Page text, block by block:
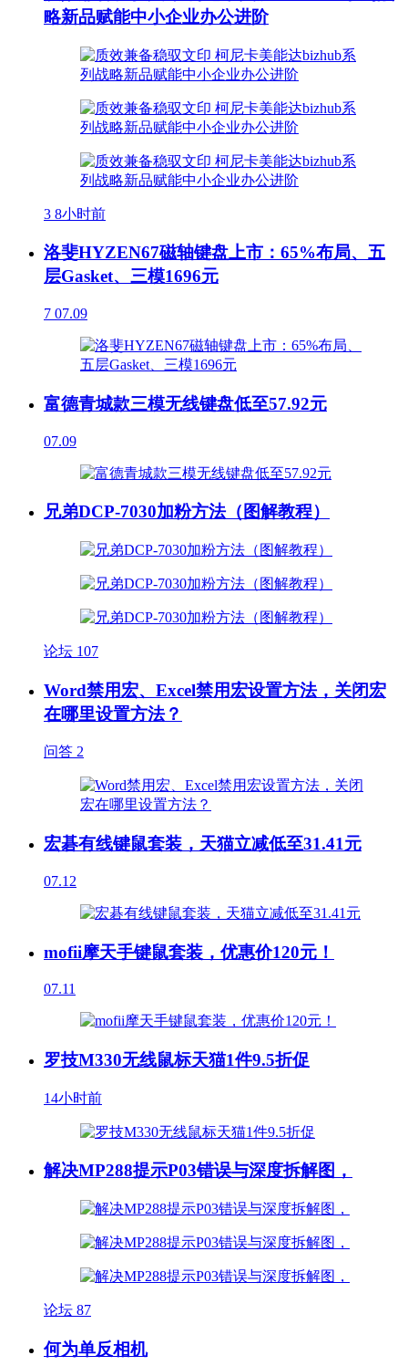
略新品赋能中小企业办公进阶
3 8小时前
洛斐HYZEN67磁轴键盘上市：65%布局、五
层Gasket、三模1696元
7 07.09
富德青城款三模无线键盘低至57.92元
07.09
兄弟DCP-7030加粉方法（图解教程）
论坛 107
Word禁用宏、Excel禁用宏设置方法，关闭宏
在哪里设置方法？
问答 2
宏碁有线键鼠套装，天猫立减低至31.41元
07.12
mofii摩天手键鼠套装，优惠价120元！
07.11
罗技M330无线鼠标天猫1件9.5折促
14小时前
解决MP288提示P03错误与深度拆解图，
论坛 87
何为单反相机